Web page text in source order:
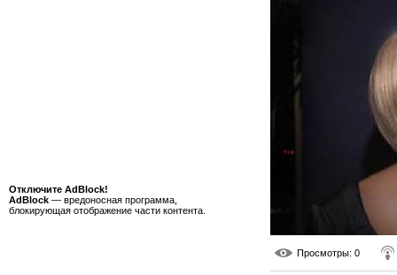
Отключите AdBlock!
AdBlock — вредоносная программа,
блокирующая отображение части контента.
Просмотры: 0